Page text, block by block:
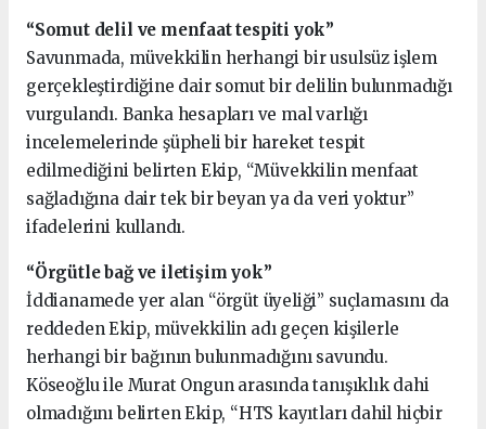
“Somut delil ve menfaat tespiti yok”
Savunmada, müvekkilin herhangi bir usulsüz işlem
gerçekleştirdiğine dair somut bir delilin bulunmadığı
vurgulandı. Banka hesapları ve mal varlığı
incelemelerinde şüpheli bir hareket tespit
edilmediğini belirten Ekip, “Müvekkilin menfaat
sağladığına dair tek bir beyan ya da veri yoktur”
ifadelerini kullandı.
“Örgütle bağ ve iletişim yok”
İddianamede yer alan “örgüt üyeliği” suçlamasını da
reddeden Ekip, müvekkilin adı geçen kişilerle
herhangi bir bağının bulunmadığını savundu.
Köseoğlu ile Murat Ongun arasında tanışıklık dahi
olmadığını belirten Ekip, “HTS kayıtları dahil hiçbir